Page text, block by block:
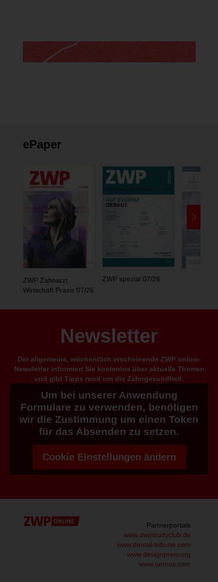
ePaper
ZWP Zahnarzt
Wirtschaft Praxis 07/26
ZWP spezial 07/26
Newsletter
Der allgemeine, wöchentlich erscheinende ZWP online-
Newsletter informiert Sie kostenlos über aktuelle Themen
und gibt Tipps rund um die Zahngesundheit.
Um bei unserer Anwendung
Formulare zu verwenden, benötigen
wir die Zustimmung um einen Token
für das Absenden zu setzen.
Cookie Einstellungen ändern
Partnerportale
www.zwpstudyclub.de
www.dental-tribune.com
www.designpreis.org
www.oemus.com